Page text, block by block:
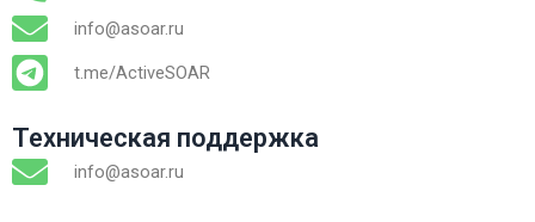
info@asoar.ru
t.me/ActiveSOAR
Техническая поддержка
info@asoar.ru